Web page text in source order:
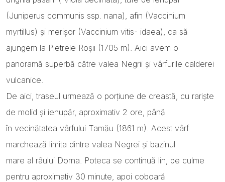
(Juniperus communis ssp. nana), afin (Vaccinium
myrtillus) și merișor (Vaccinium vitis- idaea), ca să
ajungem la Pietrele Roșii (1705 m). Aici avem o
panoramă superbă către valea Negrii și vârfurile calderei
vulcanice.
De aici, traseul urmează o porțiune de creastă, cu rariște
de molid și ienupăr, aproximativ 2 ore, până
în vecinătatea vârfului Tamău (1861 m). Acest vârf
marchează limita dintre valea Negrei și bazinul
mare al râului Dorna. Poteca se continuă lin, pe culme
pentru aproximativ 30 minute, apoi coboară